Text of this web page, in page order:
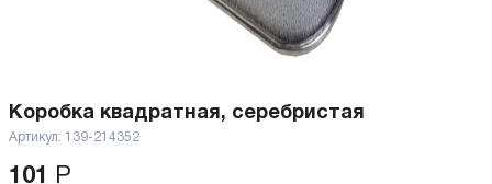
Коробка квадратная, серебристая
Артикул: 139-214352
101 Р